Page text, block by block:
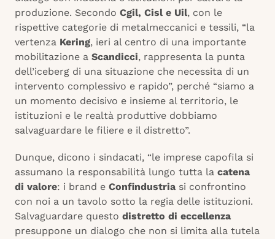
produzione. Secondo Cgil, Cisl e Uil, con le
rispettive categorie di metalmeccanici e tessili, “la
vertenza Kering, ieri al centro di una importante
mobilitazione a Scandicci, rappresenta la punta
dell’iceberg di una situazione che necessita di un
intervento complessivo e rapido”, perché “siamo a
un momento decisivo e insieme al territorio, le
istituzioni e le realtà produttive dobbiamo
salvaguardare le filiere e il distretto”.
Dunque, dicono i sindacati, “le imprese capofila si
assumano la responsabilità lungo tutta la catena
di valore: i brand e Confindustria si confrontino
con noi a un tavolo sotto la regia delle istituzioni.
Salvaguardare questo distretto di eccellenza
presuppone un dialogo che non si limita alla tutela